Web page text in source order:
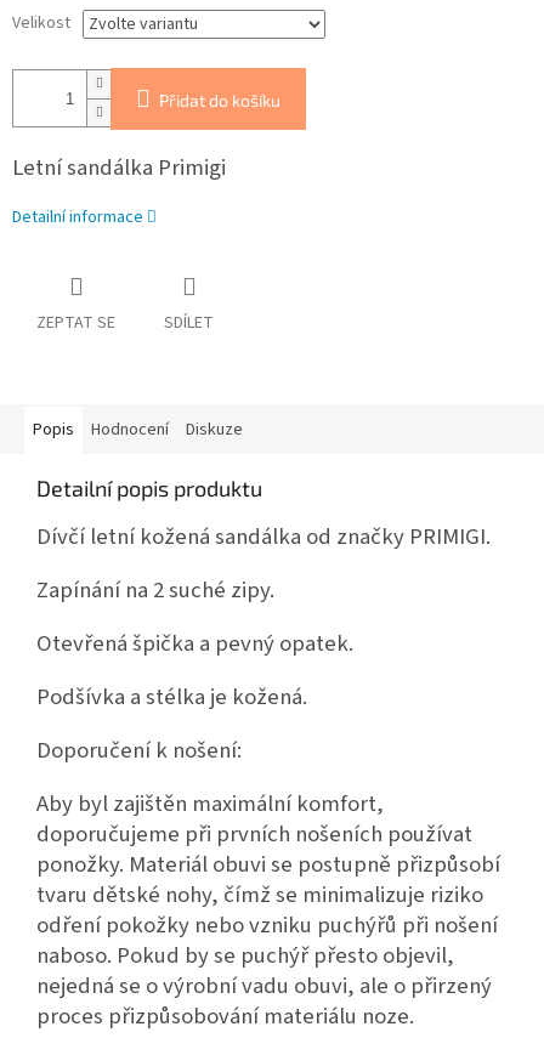
Velikost
Přidat do košíku
Letní sandálka Primigi
Detailní informace
ZEPTAT SE SDÍLET
Popis Hodnocení Diskuze
Detailní popis produktu
Dívčí letní kožená sandálka od značky PRIMIGI.
Zapínání na 2 suché zipy.
Otevřená špička a pevný opatek.
Podšívka a stélka je kožená.
Doporučení k nošení:
Aby byl zajištěn maximální komfort,
doporučujeme při prvních nošeních používat
ponožky. Materiál obuvi se postupně přizpůsobí
tvaru dětské nohy, čímž se minimalizuje riziko
odření pokožky nebo vzniku puchýřů při nošení
naboso. Pokud by se puchýř přesto objevil,
nejedná se o výrobní vadu obuvi, ale o přirzený
proces přizpůsobování materiálu noze.